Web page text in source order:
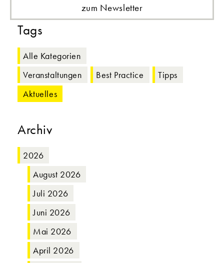
zum Newsletter
Tags
Alle Kategorien
Veranstaltungen
Best Practice
Tipps
Aktuelles
Archiv
2026
August 2026
Juli 2026
Juni 2026
Mai 2026
April 2026